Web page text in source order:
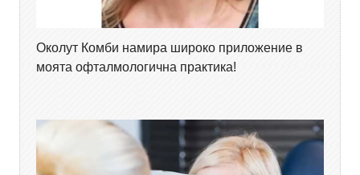
Околут Комби намира широко приложение в
моята офталмологична практика!